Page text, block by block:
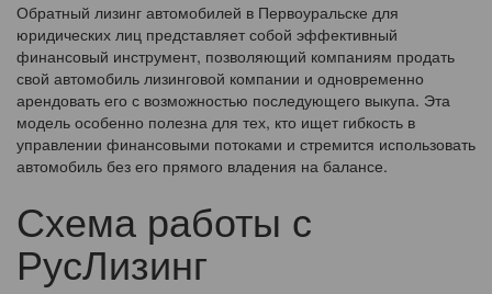
Обратный лизинг автомобилей в Первоуральске для
юридических лиц представляет собой эффективный
финансовый инструмент, позволяющий компаниям продать
свой автомобиль лизинговой компании и одновременно
арендовать его с возможностью последующего выкупа. Эта
модель особенно полезна для тех, кто ищет гибкость в
управлении финансовыми потоками и стремится использовать
автомобиль без его прямого владения на балансе.
Схема работы с
РусЛизинг